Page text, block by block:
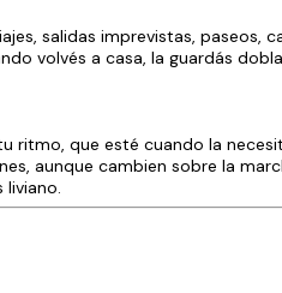
salidas imprevistas, paseos,
volvés a casa, la guardás
ritmo, que esté cuando la
aunque cambien sobre la
liviano.